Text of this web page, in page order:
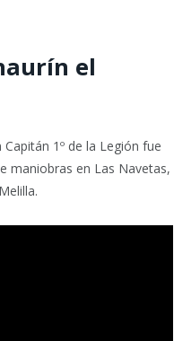
el
1º de la Legión fue
maniobras en Las Navetas,